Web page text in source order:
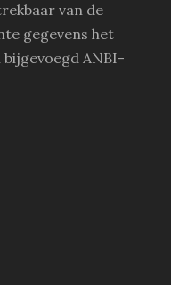
van de
gegevens het
ANBI-